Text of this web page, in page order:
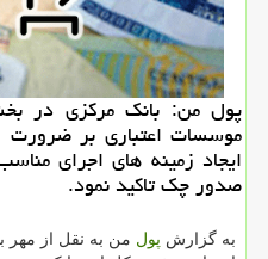
پول من: بانک مرکزی در
موسسات اعتباری بر ضرورت
ایجاد زمینه های اجرای
صدور چک تاکید نمود.
به گزارش پول من به نقل از مهر